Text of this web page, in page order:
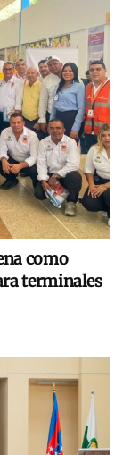
como
terminales